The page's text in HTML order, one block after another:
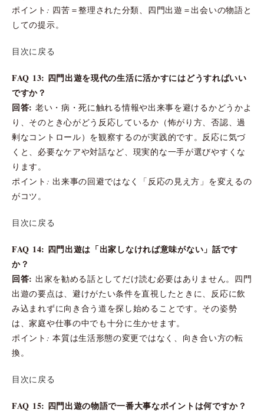
ポイント: 四苦＝整理された分類、四門出遊＝出会いの物語と
しての提示。
目次に戻る
FAQ 13: 四門出遊を現代の生活に活かすにはどうすればいい
ですか？
回答: 老い・病・死に触れる情報や出来事を避けるかどうかよ
り、そのとき心がどう反応しているか（怖がり方、否認、過
剰なコントロール）を観察するのが実践的です。反応に気づ
くと、必要なケアや対話など、現実的な一手が選びやすくな
ります。
ポイント: 出来事の回避ではなく「反応の見え方」を変えるの
がコツ。
目次に戻る
FAQ 14: 四門出遊は「出家しなければ意味がない」話です
か？
回答: 出家を勧める話としてだけ読む必要はありません。四門
出遊の要点は、避けがたい条件を直視したときに、反応に飲
み込まれずに向き合う道を探し始めることです。その姿勢
は、家庭や仕事の中でも十分に生かせます。
ポイント: 本質は生活形態の変更ではなく、向き合い方の転
換。
目次に戻る
FAQ 15: 四門出遊の物語で一番大事なポイントは何ですか？